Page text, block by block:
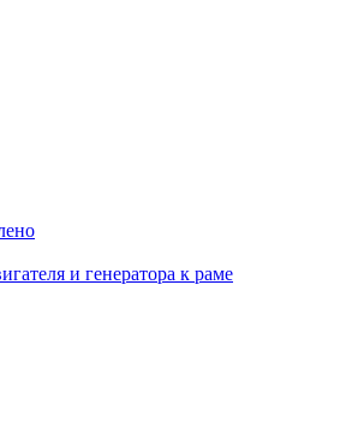
и генератора к раме